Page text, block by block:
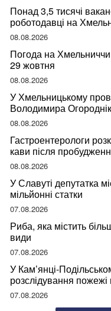
Понад 3,5 тисячі
роботодавці на
08.08.2026
Погода на
29 жовтня
08.08.2026
У Хмельницькому
Володимира
08.08.2026
Гастроентерологи
кави після
08.08.2026
У Славуті депутатка
мільйонні статки
07.08.2026
Риба, яка містить
види
07.08.2026
У Кам’янці-
розслідування пожежі
07.08.2026